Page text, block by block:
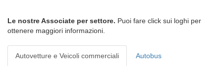
Le nostre Associate per settore. Puoi fare click sui loghi per
ottenere maggiori informazioni.
Autovetture e Veicoli commerciali Autobus